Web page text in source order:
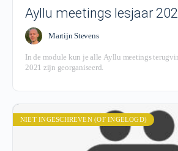
Ayllu meetings lesjaar
Martijn Stevens
In de module kun je alle Ayllu meetings
2021 zijn georganiseerd.
NIET INGESCHREVEN (OF INGELOGD)